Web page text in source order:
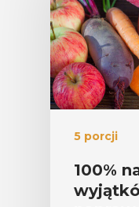
5 porcji
100%